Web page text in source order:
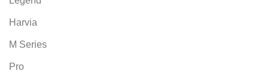
Harvia
M Series
Pro